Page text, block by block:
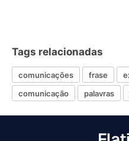
Tags relacionadas
comunicações frase
comunicação
palavras